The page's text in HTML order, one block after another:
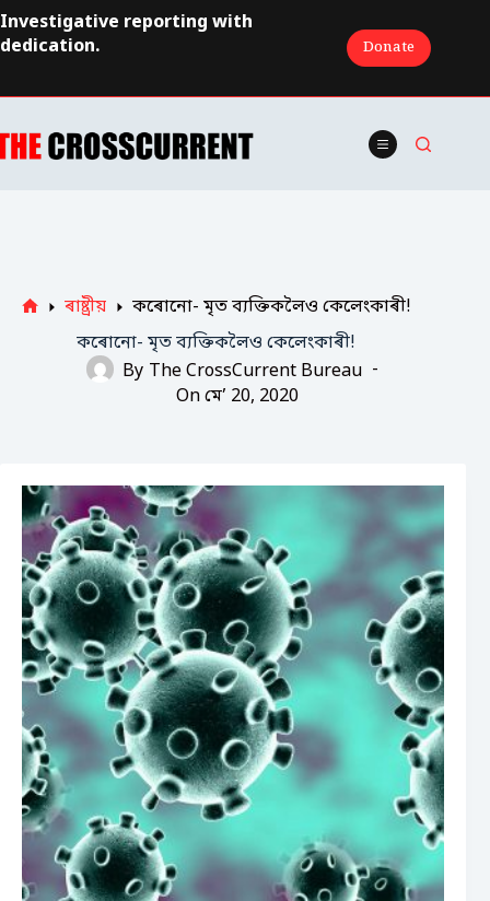
Skip
to
content
Investigative reporting with
dedication.
Donate
ৰাষ্ট্ৰীয়
কৰোনো- মৃত ব্যক্তিকলৈও কেলেংকাৰী!
কৰোনো- মৃত ব্যক্তিকলৈও কেলেংকাৰী!
By The CrossCurrent Bureau
Onমে’ 20, 2020